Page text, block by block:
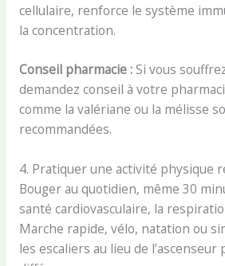
cellulaire, renforce le système
la concentration.
Conseil pharmacie :Si vous
demandez conseil à votre
comme la valériane ou la mélisse
recommandées.
4. Pratiquer une activité physique
Bouger au quotidien, même 30
santé cardiovasculaire, la
Marche rapide, vélo, natation ou
les escaliers au lieu de